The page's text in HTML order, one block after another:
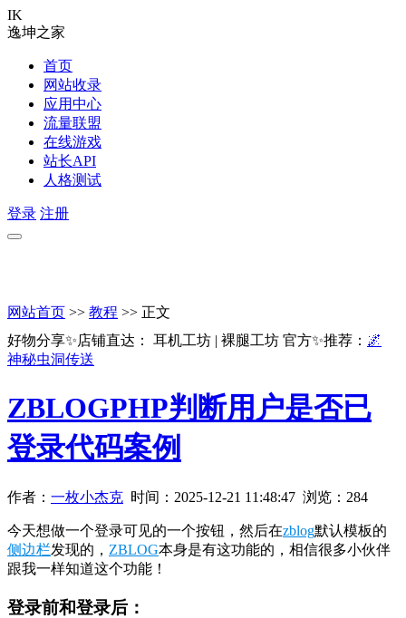
IK
逸坤之家
首页
网站收录
应用中心
流量联盟
在线游戏
站长API
人格测试
登录 注册
网站首页 >> 教程 >> 正文
好物分享✨店铺直达： 耳机工坊 | 裸腿工坊 官方✨推荐： 🌌
神秘虫洞传送
ZBLOGPHP判断用户是否已
登录代码案例
作者： 一枚小杰克 时间： 2025-12-21 11:48:47 浏览：284
今天想做一个登录可见的一个按钮，然后在zblog默认模板的
侧边栏发现的， ZBLOG本身是有这功能的，相信很多小伙伴
跟我一样知道这个功能！
登录前和登录后：